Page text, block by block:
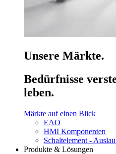
Unsere Märkte.
Bedürfnisse
leben.
Märkte auf einen Blick
EAO
HMI Komponenten
Schaltelement -
Produkte & Lösungen